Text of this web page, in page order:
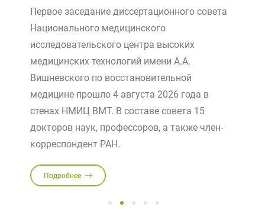
Первое заседание диссертационного совета
Национального медицинского
исследовательского центра высоких
медицинских технологий имени А.А.
Вишневского по восстановительной
медицине прошло 4 августа 2026 года в
стенах НМИЦ ВМТ. В составе совета 15
докторов наук, профессоров, а также член-
корреспондент РАН.
Подробнее
1 2 3 4 5